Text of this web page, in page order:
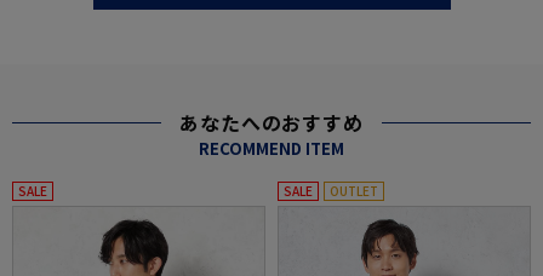
あなたへのおすすめ
RECOMMEND ITEM
SALE SALE OUTLET